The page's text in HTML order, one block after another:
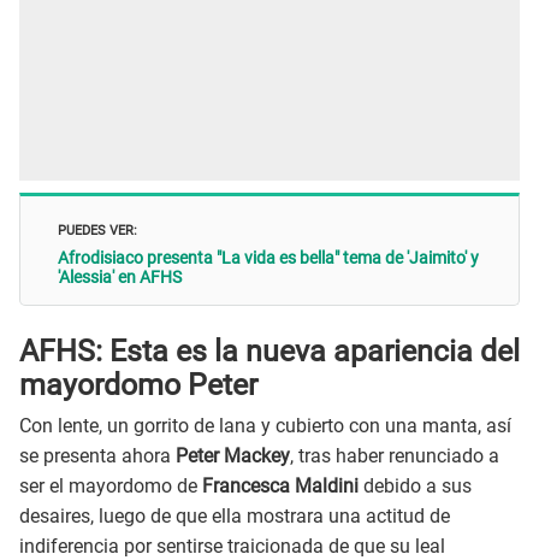
PUEDES VER:
Afrodisiaco presenta "La vida es bella" tema de 'Jaimito' y
'Alessia' en AFHS
AFHS: Esta es la nueva apariencia del
mayordomo Peter
Con lente, un gorrito de lana y cubierto con una manta, así
se presenta ahora Peter Mackey, tras haber renunciado a
ser el mayordomo de Francesca Maldini debido a sus
desaires, luego de que ella mostrara una actitud de
indiferencia por sentirse traicionada de que su leal